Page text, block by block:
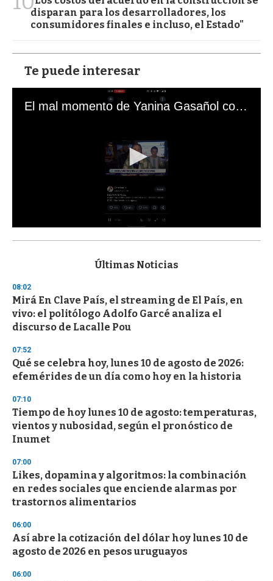
disparan para los desarrolladores, los
consumidores finales e incluso, el Estado"
Te puede interesar
El mal momento de Yanina Gasañol con un hincha argentino en "Subrayado"
s
d
s
o
f
3
s
e
c
o
d
s
Últimas Noticias
08:02
Mirá En Clave País, el streaming de El País, en
vivo: el politólogo Adolfo Garcé analiza el
discurso de Lacalle Pou
07:52
Qué se celebra hoy, lunes 10 de agosto de 2026:
efemérides de un día como hoy en la historia
07:10
Tiempo de hoy lunes 10 de agosto: temperaturas,
vientos y nubosidad, según el pronóstico de
Inumet
07:00
Likes, dopamina y algoritmos: la combinación
en redes sociales que enciende alarmas por
trastornos alimentarios
06:00
Así abre la cotización del dólar hoy lunes 10 de
agosto de 2026 en pesos uruguayos
06:00